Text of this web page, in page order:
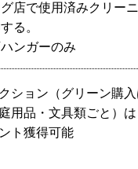
店で使用済みクリー
る。
ンガーのみ
ション（グリーン購
用品・文具類ごと）は
ト獲得可能